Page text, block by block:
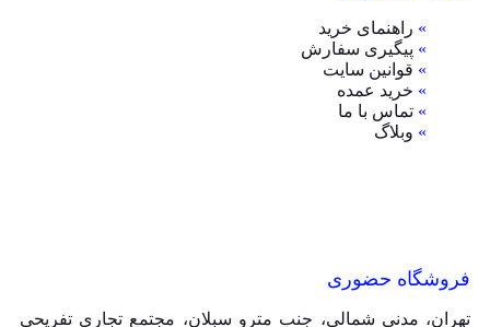
» راهنمای خرید
» پیگیری سفارش
» قوانین سایت
» خرید عمده
» تماس با ما
» وبلاگ
فروشگاه حضوری
تهران، مدنی شمالی، جنب مترو سبلان، مجتمع تجاری تفریحی